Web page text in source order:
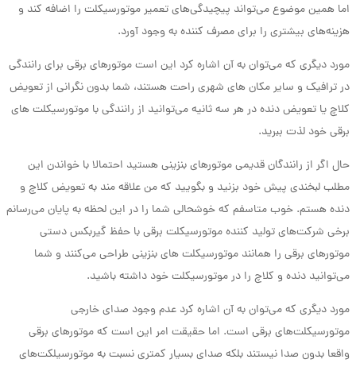
اما همین موضوع می‌تواند پیچیدگی‌های تعمیر موتورسیکلت را اضافه کند و
هزینه‌های بیشتری را برای مصرف کننده به وجود آورد.
مورد دیگری که می‌توان به آن اشاره کرد این است موتورهای برقی برای رانندگی
در ترافیک و سایر مکان های شهری راحت هستند، شما بدون نگرانی از تعویض
کلاچ یا تعویض دنده در هر سه ثانیه می‌توانید از رانندگی با موتورسیکلت های
برقی خود لذت ببرید.
حال اگر از رانندگان قدیمی موتورهای بنزینی هستید احتمالا با خواندن این
مطلب لبخندی پیش خود بزنید و بگویید که من علاقه مند به تعویض کلاچ و
دنده هستم. خوب متاسفم که خوشحالی شما را در این لحظه به پایان می‌رسانم
برخی شرکت‌های تولید کننده موتورسیکلت برقی با حفظ گیربکس دستی
موتورهای برقی را همانند موتورسیکلت های بنزینی طراحی می‌کنند و شما
می‌توانید دنده و کلاچ را در موتورسیکلت خود داشته باشید.
مورد دیگری که می‌توان به آن اشاره کرد عدم وجود صدای خارجی
موتورسیکلت‌های برقی است. اما حقیقت امر این است که موتورهای برقی
واقعا بدون صدا نیستند بلکه صدای بسیار کمتری نسبت به موتورسیلکت‌های